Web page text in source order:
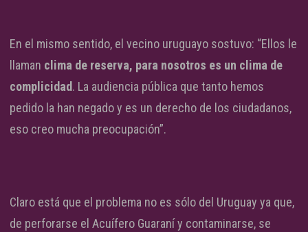
En el mismo sentido, el vecino uruguayo sostuvo: “Ellos le
llaman clima de reserva, para nosotros es un clima de
complicidad. La audiencia pública que tanto hemos
pedido la han negado y es un derecho de los ciudadanos,
eso creo mucha preocupación”.
Claro está que el problema no es sólo del Uruguay ya que,
de perforarse el Acuífero Guaraní y contaminarse, se